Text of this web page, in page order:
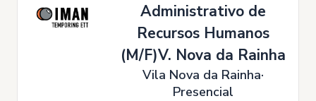
Administrativo de
Recursos Humanos
(M/F)V. Nova da Rainha
Vila Nova da Rainha
Presencial